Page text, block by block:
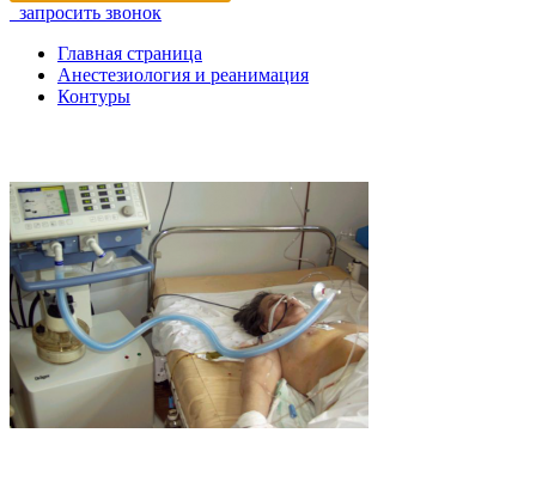
запросить звонок
Главная страница
Анестезиология и реанимация
Контуры